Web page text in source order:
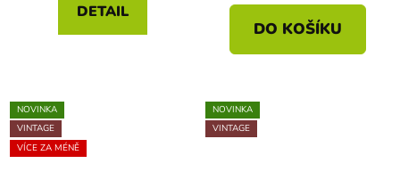
DETAIL
DO KOŠÍKU
NOVINKA
VINTAGE
VÍCE ZA MÉNĚ
NOVINKA
VINTAGE